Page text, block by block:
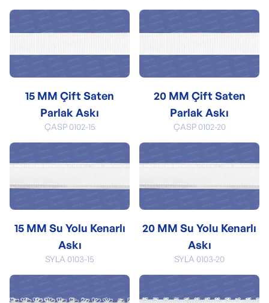
15 MM Çift Saten
Parlak Askı
ÇASP 0102-15
20 MM Çift Saten
Parlak Askı
ÇASP 0102-20
15 MM Su Yolu Kenarlı
Askı
SYLA 0103-15
20 MM Su Yolu Kenarlı
Askı
SYLA 0103-20